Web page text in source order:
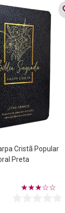
Cristã Popular
Preta
★★★☆☆